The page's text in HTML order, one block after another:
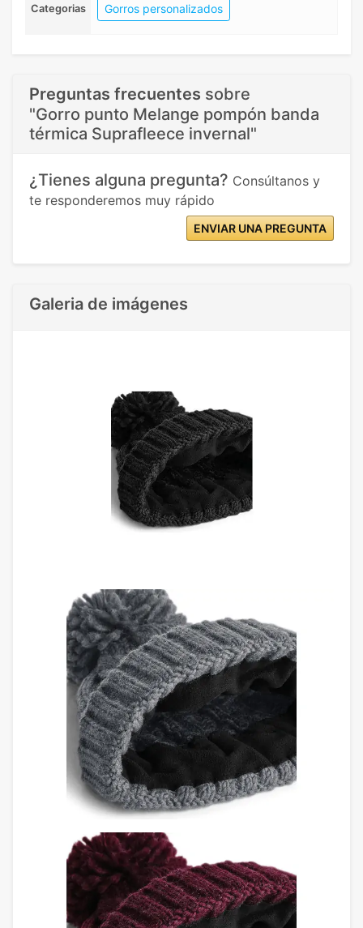
Categorias Gorros personalizados
Preguntas frecuentes sobre
"Gorro punto Melange pompón banda
térmica Suprafleece invernal"
¿Tienes alguna pregunta? Consúltanos y
te responderemos muy rápido
ENVIAR UNA PREGUNTA
Galeria de imágenes